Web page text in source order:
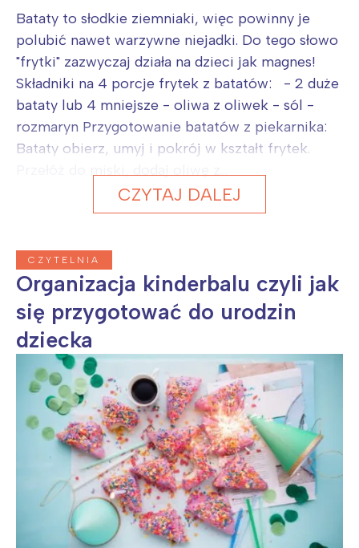
Bataty to słodkie ziemniaki, więc powinny je
polubić nawet warzywne niejadki. Do tego słowo
"frytki" zazwyczaj działa na dzieci jak magnes!
Składniki na 4 porcje frytek z batatów: - 2 duże
bataty lub 4 mniejsze - oliwa z oliwek - sól -
rozmaryn Przygotowanie batatów z piekarnika:
Bataty obierz, umyj i pokrój w kształt frytek.
CZYTAJ DALEJ
CZYTELNIA
Organizacja kinderbalu czyli jak
się przygotować do urodzin
dziecka